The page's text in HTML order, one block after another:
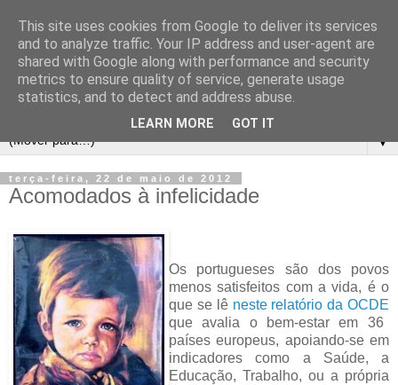
▼
terça-feira, 22 de maio de 2012
Acomodados à infelicidade
Os portugueses são dos povos
menos satisfeitos com a vida, é o
que se lê neste relatório da OCDE
que avalia o bem-estar em 36
países europeus, apoiando-se em
indicadores como a Saúde, a
Educação, Trabalho, ou a própria
This site uses cookies from Google to deliver its services
and to analyze traffic. Your IP address and user-agent are
shared with Google along with performance and security
metrics to ensure quality of service, generate usage
statistics, and to detect and address abuse.
LEARN MORE GOT IT